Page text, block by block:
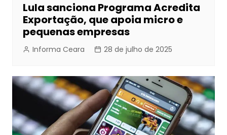
Lula sanciona Programa Acredita
Exportação, que apoia micro e
pequenas empresas
Informa Ceara 28 de julho de 2025